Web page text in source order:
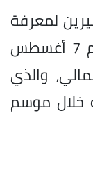
لمعرفة
تفاصيل حفلها المقرر إقامته يوم 7 أغسطس
والذي
خلال موسم